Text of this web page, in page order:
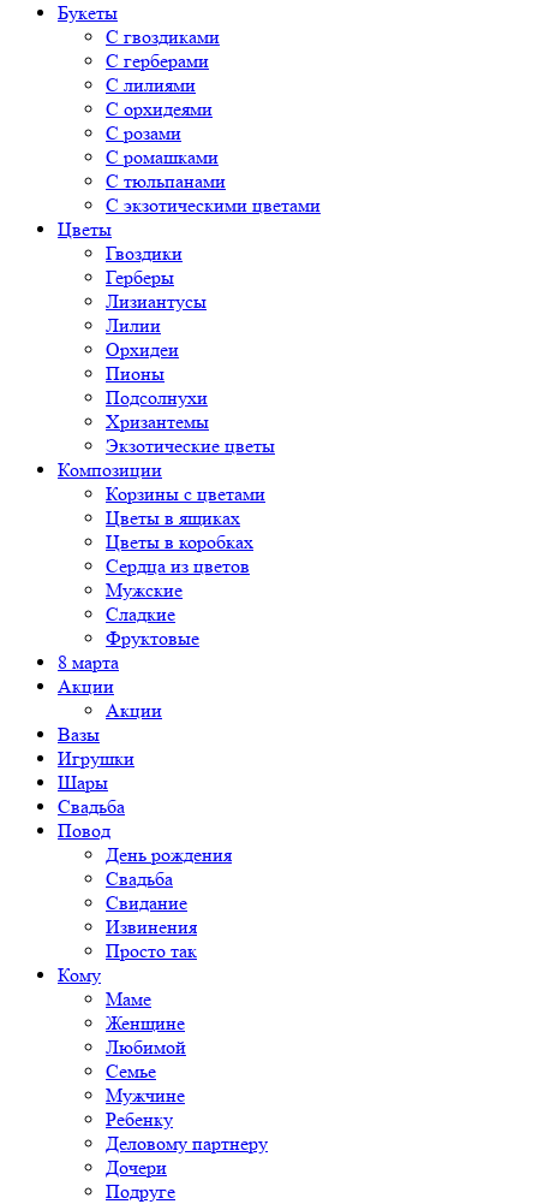
Букеты
С гвоздиками
С герберами
С лилиями
С орхидеями
С розами
С ромашками
С тюльпанами
С экзотическими цветами
Цветы
Гвоздики
Герберы
Лизиантусы
Лилии
Орхидеи
Пионы
Подсолнухи
Хризантемы
Экзотические цветы
Композиции
Корзины с цветами
Цветы в ящиках
Цветы в коробках
Сердца из цветов
Мужские
Сладкие
Фруктовые
8 марта
Акции
Акции
Вазы
Игрушки
Шары
Свадьба
Повод
День рождения
Свадьба
Свидание
Извинения
Просто так
Кому
Маме
Женщине
Любимой
Семье
Мужчине
Ребенку
Деловому партнеру
Дочери
Подруге